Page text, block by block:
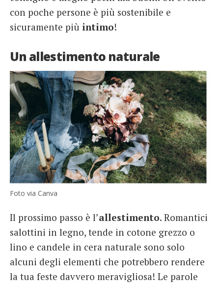
con poche persone è più sostenibile e
sicuramente più intimo!
Un allestimento naturale
Foto via Canva
Il prossimo passo è l’allestimento. Romantici
salottini in legno, tende in cotone grezzo o
lino e candele in cera naturale sono solo
alcuni degli elementi che potrebbero rendere
la tua feste davvero meravigliosa! Le parole